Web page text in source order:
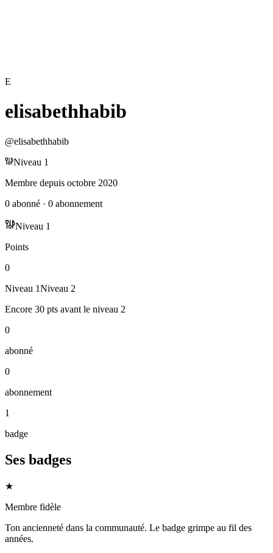
E
elisabethhabib
@elisabethhabib
Niveau 1
Membre depuis octobre 2020
0 abonné · 0 abonnement
Niveau 1
Points
0
Niveau 1Niveau 2
Encore 30 pts avant le niveau 2
0
abonné
0
abonnement
1
badge
Ses badges
★
Membre fidèle
Ton ancienneté dans la communauté. Le badge grimpe au fil des
années.